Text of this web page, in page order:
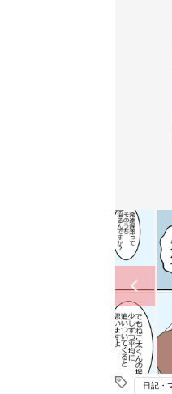
日記・